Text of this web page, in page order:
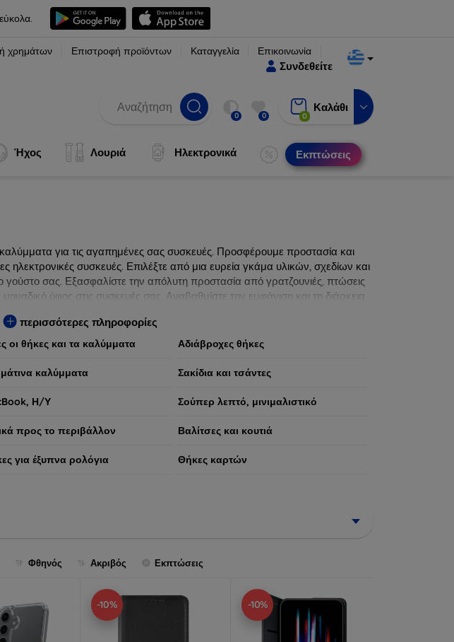
χρημάτων Επιστροφή προϊόντων Καταγγελία Επικοινωνία
Συνδεθείτε
0 0 0
Καλάθι
Ήχος Λουριά Ηλεκτρονικά Εκπτώσεις
για τις αγαπημένες σας συσκευές. Προσφέρουμε προστασία και
ηλεκτρονικές συσκευές. Επιλέξτε από μια ευρεία γκάμα υλικών, σχεδίων και
γούστο σας. Εξασφαλίστε την απόλυτη προστασία από γρατζουνιές, πτώσεις
ύφος στις συσκευές σας. Αναβαθμίστε την εμφάνιση και τη διάρκεια
περισσότερες πληροφορίες
οι θήκες και τα καλύμματα Αδιάβροχες θήκες
καλύμματα Σακίδια και τσάντες
Η/Υ Σούπερ λεπτό, μινιμαλιστικό
προς το περιβάλλον Βαλίτσες και κουτιά
για έξυπνα ρολόγια Θήκες καρτών
Φθηνός Ακριβός Εκπτώσεις
-10% -10%